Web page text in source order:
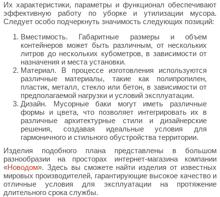
Их характеристики, параметры и функционал обеспечивают
эффективную работу по уборке и утилизации мусора.
Следует особо подчеркнуть значимость следующих позиций:
Вместимость. Габаритные размеры и объем
контейнеров может быть различным, от нескольких
литров до нескольких кубометров, в зависимости от
назначения и места установки.
Материал. В процессе изготовления используются
различные материалы, такие как полипропилен,
пластик, металл, стекло или бетон, в зависимости от
предполагаемой нагрузки и условий эксплуатации.
Дизайн. Мусорные баки могут иметь различные
формы и цвета, что позволяет интегрировать их в
различные архитектурные стили и дизайнерские
решения, создавая идеальные условия для
гармоничного и стильного обустройства территории.
Изделия подобного плана представлены в большом
разнообразии на просторах интернет-магазина компании
«Новодом». Здесь вы сможете найти изделия от известных
мировых производителей, гарантирующие высокое качество и
отличные условия для эксплуатации на протяжение
длительного срока службы.